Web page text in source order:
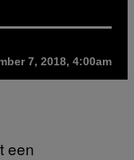
7, 2018, 4:00am
een